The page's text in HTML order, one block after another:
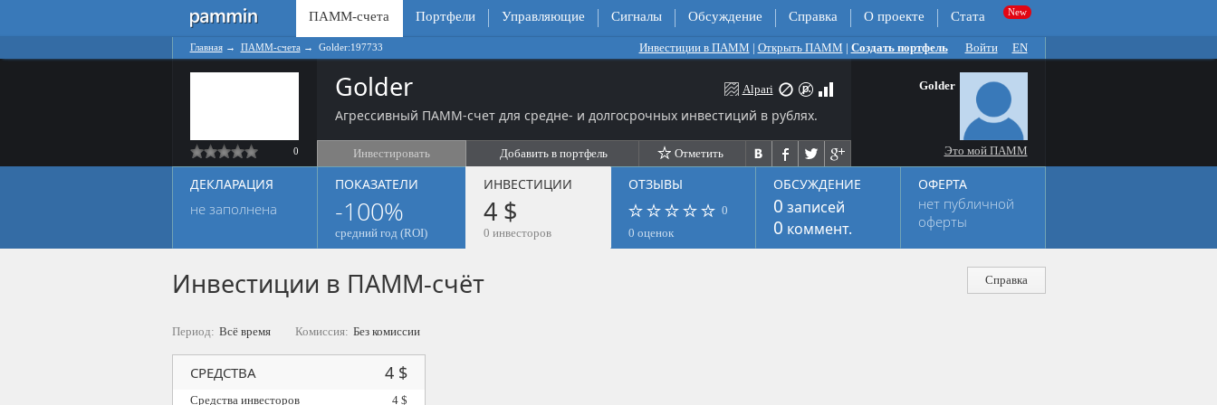
ПАММ-счета Портфели Управляющие Сигналы Обсуждение Справка О проекте Стата
Главная→ ПАММ-счета → Golder:197733 Инвестиции в ПАММ | Открыть ПАММ | Создать портфель Войти EN
0
Golder
Агрессивный ПАММ-счет для средне- и долгосрочных инвестиций в рублях.
Alpari
Инвестировать Добавить в портфель Отметить
Golder
Это мой ПАММ
ДЕКЛАРАЦИЯ
не заполнена
ПОКАЗАТЕЛИ
-100%
средний год (ROI)
ИНВЕСТИЦИИ
4 $
0 инвесторов
ОТЗЫВЫ
0
0 оценок
ОБСУЖДЕНИЕ
0 записей
0 коммент.
ОФЕРТА
нет публичной
оферты
Справка
Инвестиции в ПАММ-счёт
Период: Всё время Комиссия: Без комиссии
СРЕДСТВА 4 $
Средства инвесторов
4 $